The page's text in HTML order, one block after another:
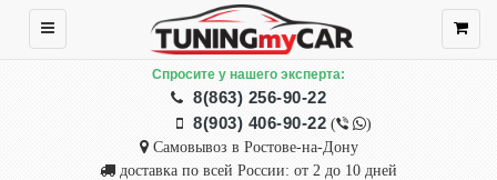
Спросите у нашего эксперта:
8(863) 256-90-22
8(903) 406-90-22 (
)
Самовывоз в Ростове-на-Дону
доставка по всей России: от 2 до 10 дней